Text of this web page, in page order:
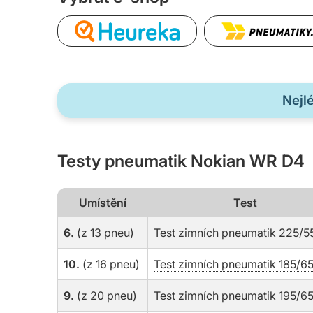
Testy pneumatik Nokian WR D4
Umístění Test
6. (z 13 pneu) Test zimních pneumatik 225/
10. (z 16 pneu) Test zimních pneumatik 185/65
9. (z 20 pneu) Test zimních pneumatik 195/65